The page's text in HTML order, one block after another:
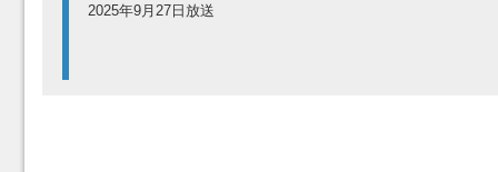
2025年9月27日放送